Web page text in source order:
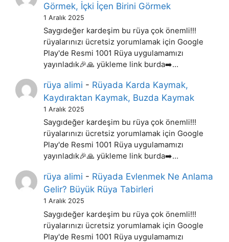
Görmek, İçki İçen Birini Görmek
1 Aralık 2025
Saygıdeğer kardeşim bu rüya çok önemli!!!
rüyalarınızı ücretsiz yorumlamak için Google
Play'de Resmi 1001 Rüya uygulamamızı
yayınladık🎉🙏 yükleme link burda➡️…
rüya alimi - Rüyada Karda Kaymak,
Kaydıraktan Kaymak, Buzda Kaymak
1 Aralık 2025
Saygıdeğer kardeşim bu rüya çok önemli!!!
rüyalarınızı ücretsiz yorumlamak için Google
Play'de Resmi 1001 Rüya uygulamamızı
yayınladık🎉🙏 yükleme link burda➡️…
rüya alimi - Rüyada Evlenmek Ne Anlama
Gelir? Büyük Rüya Tabirleri
1 Aralık 2025
Saygıdeğer kardeşim bu rüya çok önemli!!!
rüyalarınızı ücretsiz yorumlamak için Google
Play'de Resmi 1001 Rüya uygulamamızı